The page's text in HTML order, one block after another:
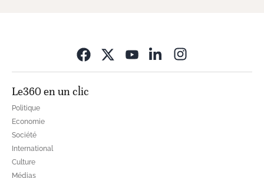
Le360 en un clic
Politique
Economie
Société
International
Culture
Médias